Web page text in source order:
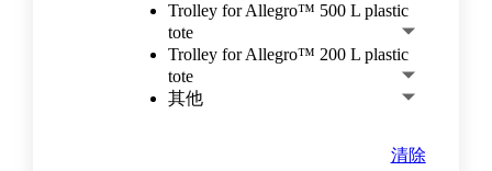
Trolley for Allegro™ 500 L plastic
tote
Trolley for Allegro™ 200 L plastic
tote
其他
清除